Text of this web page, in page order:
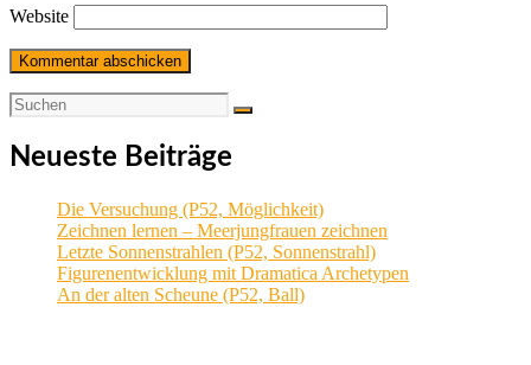
Website
Neueste Beiträge
Die Versuchung (P52, Möglichkeit)
Zeichnen lernen – Meerjungfrauen zeichnen
Letzte Sonnenstrahlen (P52, Sonnenstrahl)
Figurenentwicklung mit Dramatica Archetypen
An der alten Scheune (P52, Ball)